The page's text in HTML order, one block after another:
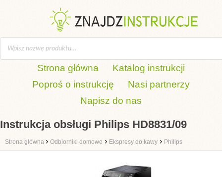
Strona główna
Katalog instrukcji
Poproś o instrukcję
Nasi partnerzy
Napisz do nas
Instrukcja obsługi Philips HD8831/09
Strona główna › Odbiorniki domowe › Ekspresy do kawy › Philips